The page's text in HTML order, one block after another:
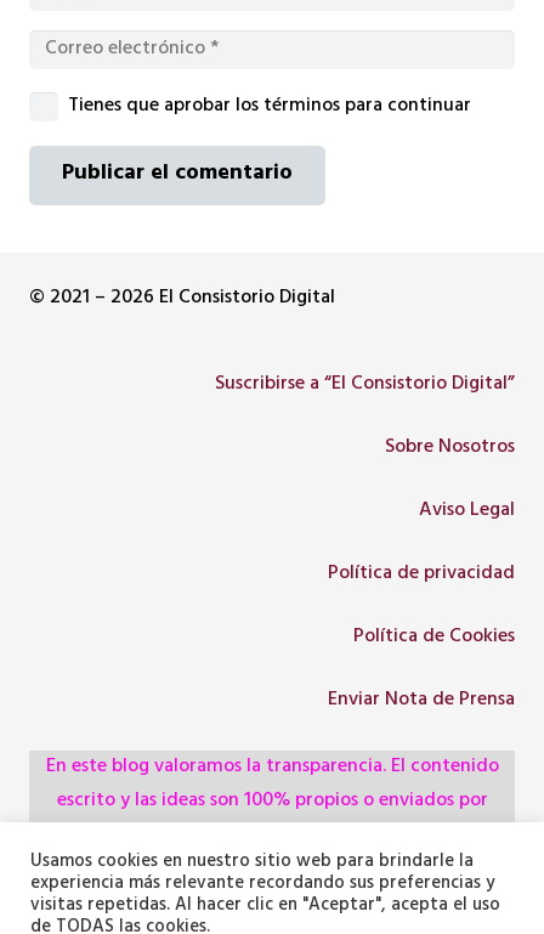
Tienes que aprobar los términos para continuar
Publicar el comentario
© 2021 – 2026 El Consistorio Digital
Suscribirse a “El Consistorio Digital”
Sobre Nosotros
Aviso Legal
Política de privacidad
Política de Cookies
Enviar Nota de Prensa
En este blog valoramos la transparencia. El contenido
escrito y las ideas son 100% propios o enviados por
administraciones, pero utilizamos herramientas de
inteligencia artificial para optimizar la maquetación del
Usamos cookies en nuestro sitio web para brindarle la
experiencia más relevante recordando sus preferencias y
visitas repetidas. Al hacer clic en "Aceptar", acepta el uso